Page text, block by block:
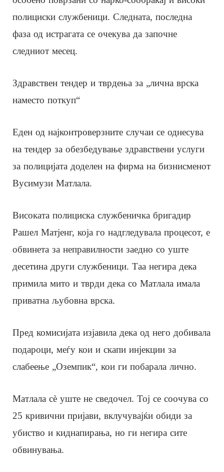
полициски службеници. Следната, последна
фаза од истрагата се очекува да започне
следниот месец.
Здравствен тендер и тврдења за „лична врска
наместо поткуп“
Еден од најконтроверзните случаи се однесува
на тендер за обезбедување здравствени услуги
за полицијата доделен на фирма на бизнисменот
Вусимузи Матлала.
Високата полициска службеничка бригадир
Рашел Матјенг, која го надгледувала процесот, е
обвинета за неправилности заедно со уште
десетина други службеници. Таа негира дека
примила мито и тврди дека со Матлала имала
приватна љубовна врска.
Пред комисијата изјавила дека од него добивала
подароци, меѓу кои и скапи инјекции за
слабеење „Оземпик“, кои ги побарала лично.
Матлала сè уште не сведочел. Тој се соочува со
25 кривични пријави, вклучувајќи обиди за
убиство и киднапирања, но ги негира сите
обвинувања.